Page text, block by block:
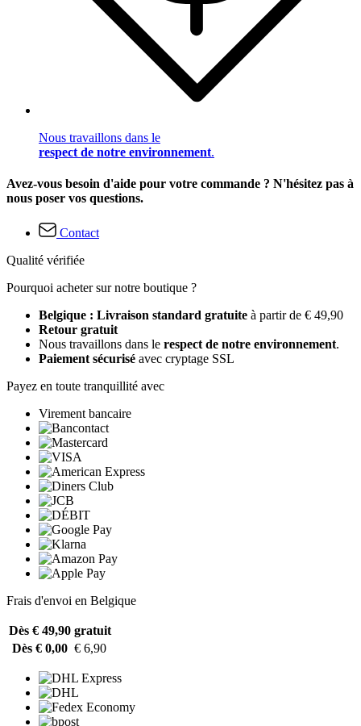
Nous travaillons dans le
respect de notre environnement.
Avez-vous besoin d'aide pour votre commande ? N'hésitez pas à
nous poser vos questions.
Contact
Qualité vérifiée
Pourquoi acheter sur notre boutique ?
Belgique : Livraison standard gratuite à partir de € 49,90
Retour gratuit
Nous travaillons dans le respect de notre environnement.
Paiement sécurisé avec cryptage SSL
Payez en toute tranquillité avec
Virement bancaire
Frais d'envoi en Belgique
Dès € 49,90 gratuit
Dès € 0,00 € 6,90